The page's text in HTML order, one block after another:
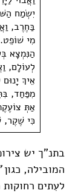
יִשְׂמַח
בַּחֶרֶב,
מִי
הַנִּמְצָא
לְעוֹלָם,
אֵיךְ
מִפַּחַד,
אַתְּ
כִּי
בתנ"ך יש
המובילה, כגון
לעִתים